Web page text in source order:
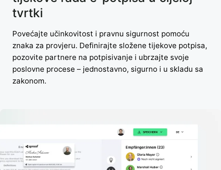
tvrtki
Povećajte učinkovitost i pravnu sigurnost pomoću
znaka za provjeru. Definirajte složene tijekove potpisa,
pozovite partnere na potpisivanje i ubrzajte svoje
poslovne procese – jednostavno, sigurno i u skladu sa
zakonom.